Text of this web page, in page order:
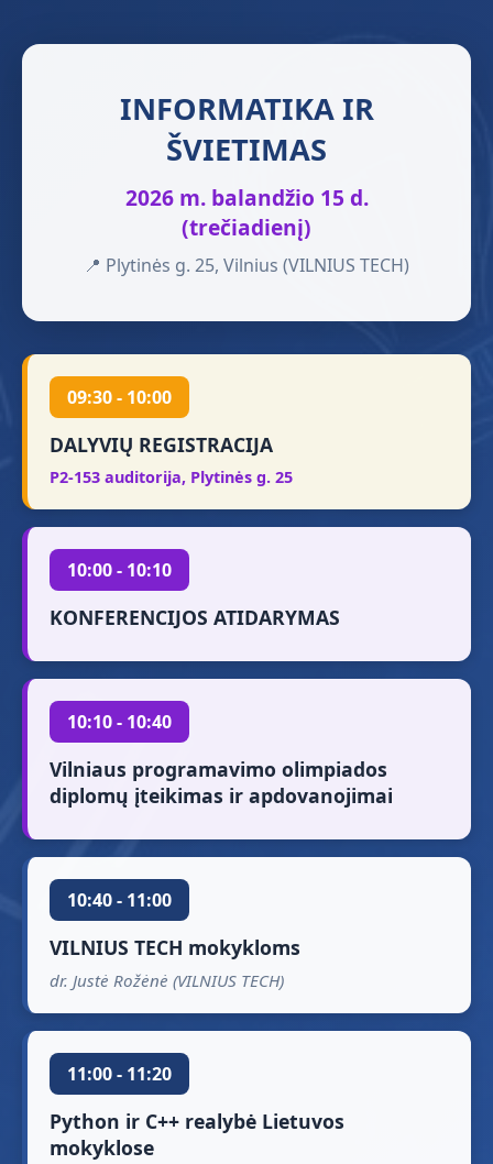
INFORMATIKA IR
ŠVIETIMAS
2026 m. balandžio 15 d.
(trečiadienį)
📍 Plytinės g. 25, Vilnius (VILNIUS TECH)
09:30 - 10:00
DALYVIŲ REGISTRACIJA
P2-153 auditorija, Plytinės g. 25
10:00 - 10:10
KONFERENCIJOS ATIDARYMAS
10:10 - 10:40
Vilniaus programavimo olimpiados
diplomų įteikimas ir apdovanojimai
10:40 - 11:00
VILNIUS TECH mokykloms
dr. Justė Rožėnė (VILNIUS TECH)
11:00 - 11:20
Python ir C++ realybė Lietuvos
mokyklose